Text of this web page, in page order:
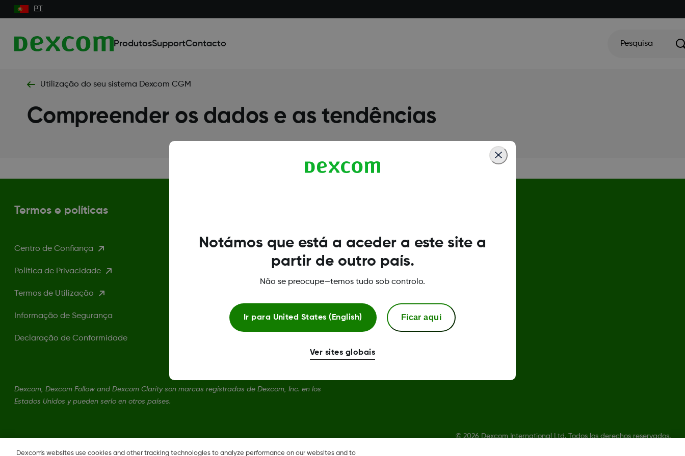
PT
ProdutosSupportContacto Pesquisa
Utilização do seu sistema Dexcom CGM
Compreender os dados e as tendências
Termos e políticas
Centro de Confiança
Política de Privacidade
Termos de Utilização
Informação de Segurança
Declaração de Conformidade
Dexcom, Dexcom Follow and Dexcom Clarity son marcas registradas de Dexcom, Inc. en los
Estados Unidos y pueden serlo en otros países.
© 2026 Dexcom International Ltd. Todos los derechos reservados.
Dexcom's websites use cookies and other tracking technologies to analyze performance on our websites and to
Notámos que está a aceder a este site a
partir de outro país.
Não se preocupe—temos tudo sob controlo.
Ir para United States (English) Ficar aqui
Ver sites globais